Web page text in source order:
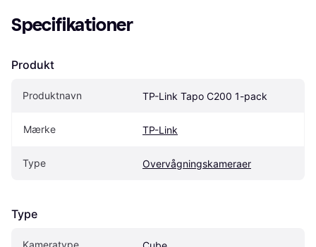
Specifikationer
Produkt
Produktnavn TP-Link Tapo C200 1-pack
Mærke TP-Link
Type Overvågningskameraer
Type
Kameratype